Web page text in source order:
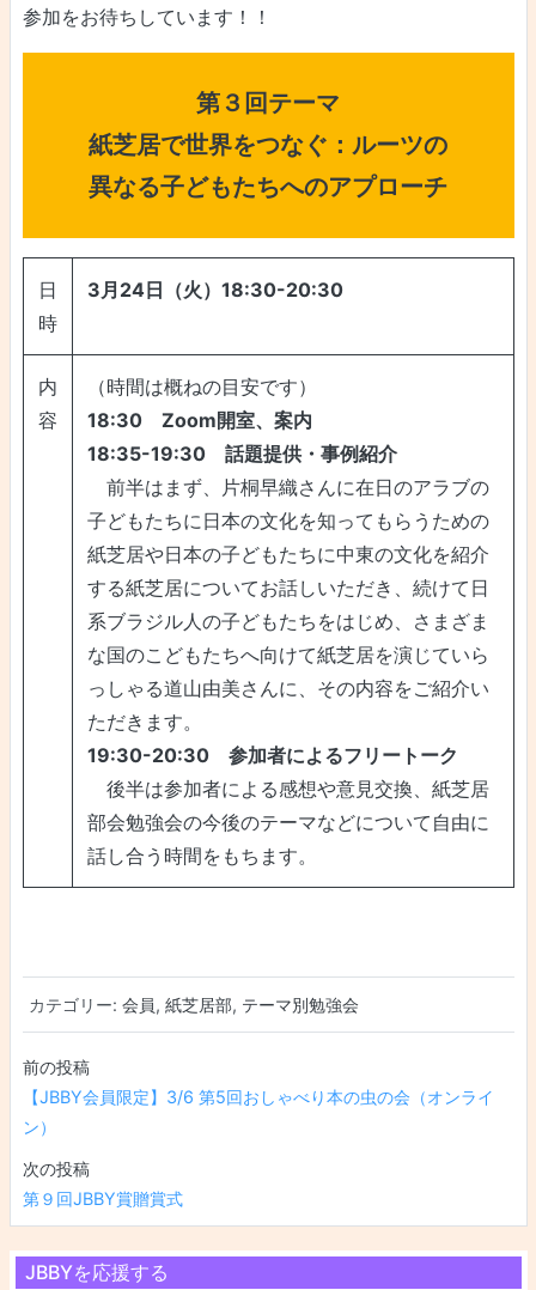
JBBYを応援する
参加をお待ちしています！！
第３回テーマ
紙芝居で世界をつなぐ：ルーツの
異なる子どもたちへのアプローチ
日
時
3月24日（火）18:30-20:30
内
容
（時間は概ねの目安です）
18:30 Zoom開室、案内
18:35-19:30 話題提供・事例紹介
前半はまず、片桐早織さんに在日のアラブの
子どもたちに日本の文化を知ってもらうための
紙芝居や日本の子どもたちに中東の文化を紹介
する紙芝居についてお話しいただき、続けて日
系ブラジル人の子どもたちをはじめ、さまざま
な国のこどもたちへ向けて紙芝居を演じていら
っしゃる道山由美さんに、その内容をご紹介い
ただきます。
19:30-20:30 参加者によるフリートーク
後半は参加者による感想や意見交換、紙芝居
部会勉強会の今後のテーマなどについて自由に
話し合う時間をもちます。
カテゴリー: 会員, 紙芝居部, テーマ別勉強会
投稿ナビゲーション
【JBBY会員限定】3/6 第5回おしゃべり本の虫の会（オンライ
ン）
第９回JBBY賞贈賞式